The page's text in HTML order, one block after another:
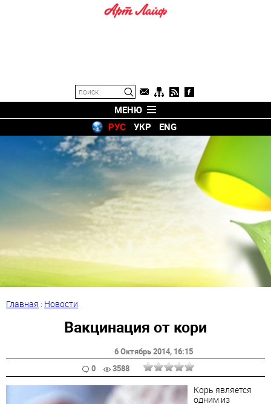
МЕНЮ
РУС
УКР ENG
Главная : Новости
Вакцинация от кори
6 Октябрь 2014, 16:15
0
3588
Корь является
одним из